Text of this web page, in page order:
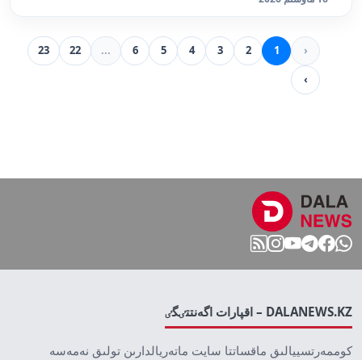
‹
1
2
3
4
5
6
...
22
23
›
DALANEWS.KZ – اقپارات اگەنتتٸگٸ
كوممەرتسييالىق ماقساتتا سايت ماتەريالدارىن تولىق نەمەسە